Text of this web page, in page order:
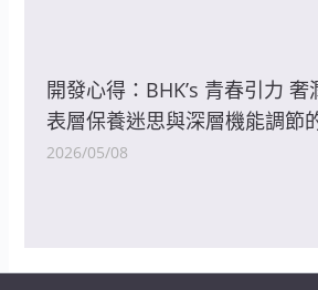
開發心得：BHK’s 青春引力
表層保養迷思與深層機能調節
2026/05/08